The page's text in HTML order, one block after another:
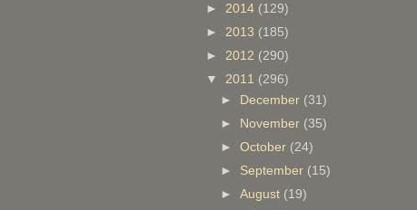
► 2014 (129)
► 2013 (185)
► 2012 (290)
▼ 2011 (296)
► December (31)
►
November (35)
►October (24)
► September (15)
►August (19)